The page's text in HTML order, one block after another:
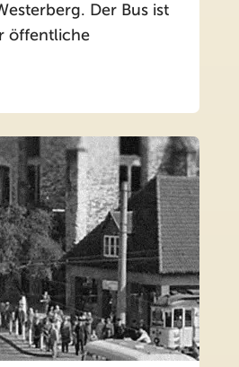
Der Bus ist
öffentliche